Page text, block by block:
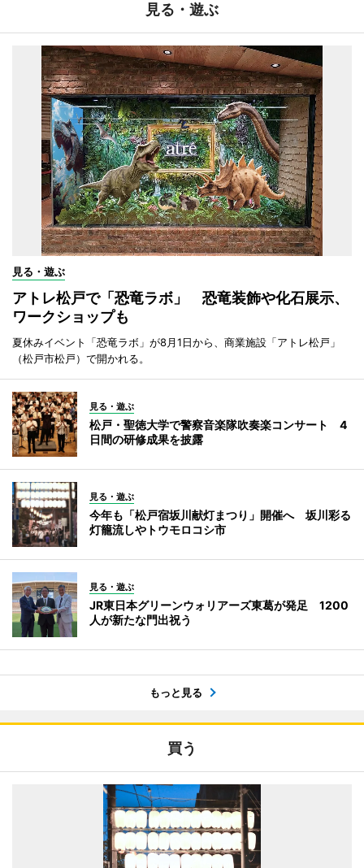
見る・遊ぶ
見る・遊ぶ
アトレ松戸で「恐竜ラボ」 恐竜装飾や化石展示、
ワークショップも
夏休みイベント「恐竜ラボ」が8月1日から、商業施設「アトレ松戸」
（松戸市松戸）で開かれる。
見る・遊ぶ
松戸・聖徳大学で警察音楽隊吹奏楽コンサート 4
日間の研修成果を披露
見る・遊ぶ
今年も「松戸宿坂川献灯まつり」開催へ 坂川彩る
灯籠流しやトウモロコシ市
見る・遊ぶ
JR東日本グリーンウォリアーズ東葛が発足 1200
人が新たな門出祝う
もっと見る
買う